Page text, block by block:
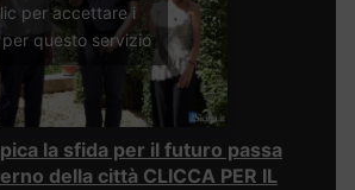
per accettare i
questo servizio
la sfida per il futuro passa
della città CLICCA PER IL